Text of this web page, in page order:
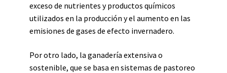
exceso de nutrientes y productos químicos
utilizados en la producción y el aumento en las
emisiones de gases de efecto invernadero.
Por otro lado, la ganadería extensiva o
sostenible, que se basa en sistemas de pastoreo